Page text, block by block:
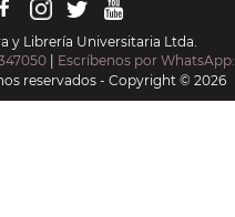
y Librería Universitaria Ltda.
Escríbenos por WhatsApp:
reservados - Copyright © 2026